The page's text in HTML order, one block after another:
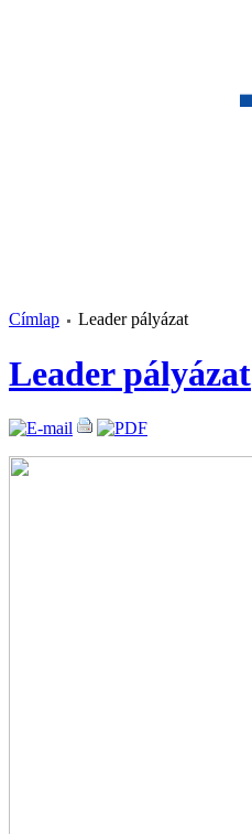
Címlap Leader pályázat
Leader pályázat